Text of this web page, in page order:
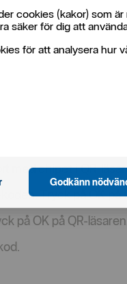
cookies (kakor) som
säker för dig att
för att analysera hur
i nytt fönster
Godkänn
med chipet i QR-
Tryck på OK på
på OK på QR-läsaren.